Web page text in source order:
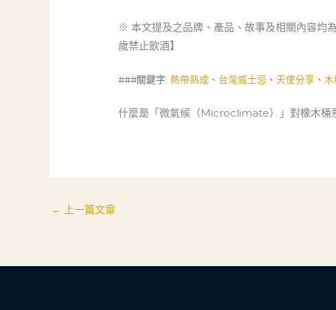
※ 本文提及之品牌、產品、故事及相關內容均
歲禁止飲酒】
###關鍵字:熱帶熟成 、 台灣威士忌 、天使分享 、木
什麼是「微氣候（Microclimate）」對橡木桶
← 上一篇文章